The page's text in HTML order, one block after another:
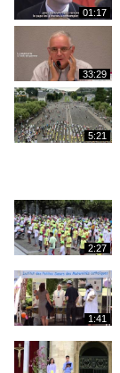
01:17
33:29
5:21
2:27
1:41